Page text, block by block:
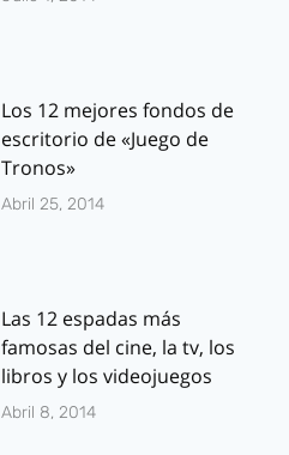
Los 12 mejores fondos de
escritorio de «Juego de
Tronos»
Abril 25, 2014
Las 12 espadas más
famosas del cine, la tv, los
libros y los videojuegos
Abril 8, 2014